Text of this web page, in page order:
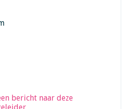
bericht naar deze